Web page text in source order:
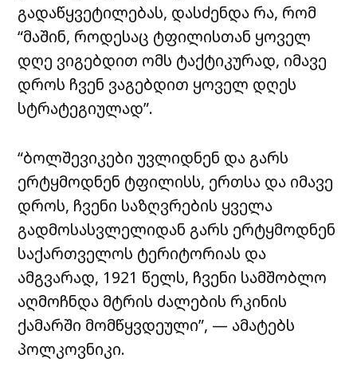
გადაწყვეტილებას, დასძენდა რა, რომ
“მაშინ, როდესაც ტფილისთან ყოველ
დღე ვიგებდით ომს ტაქტიკურად, იმავე
დროს ჩვენ ვაგებდით ყოველ დღეს
სტრატეგიულად”.
“ბოლშევიკები უვლიდნენ და გარს
ერტყმოდნენ ტფილისს, ერთსა და იმავე
დროს, ჩვენი საზღვრების ყველა
გადმოსასვლელიდან გარს ერტყმოდნენ
საქართველოს ტერიტორიას და
ამგვარად, 1921 წელს, ჩვენი სამშობლო
აღმოჩნდა მტრის ძალების რკინის
ქამარში მომწყვდეული”, — ამატებს
პოლკოვნიკი.